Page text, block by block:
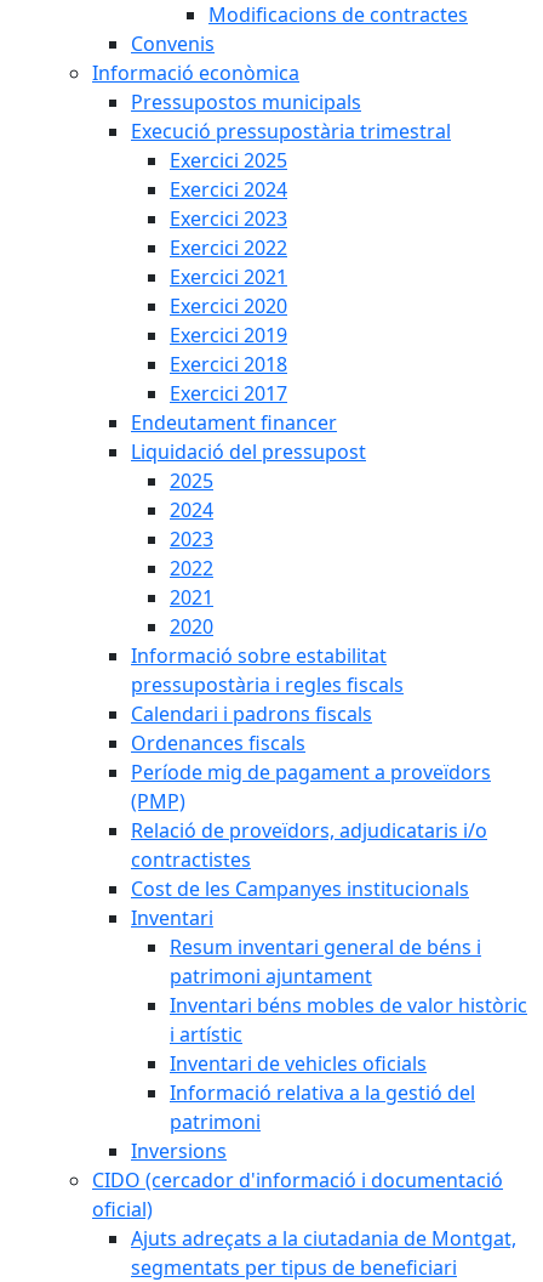
Modificacions de contractes
Convenis
Informació econòmica
Pressupostos municipals
Execució pressupostària trimestral
Exercici 2025
Exercici 2024
Exercici 2023
Exercici 2022
Exercici 2021
Exercici 2020
Exercici 2019
Exercici 2018
Exercici 2017
Endeutament financer
Liquidació del pressupost
2025
2024
2023
2022
2021
2020
Informació sobre estabilitat
pressupostària i regles fiscals
Calendari i padrons fiscals
Ordenances fiscals
Període mig de pagament a proveïdors
(PMP)
Relació de proveïdors, adjudicataris i/o
contractistes
Cost de les Campanyes institucionals
Inventari
Resum inventari general de béns i
patrimoni ajuntament
Inventari béns mobles de valor històric
i artístic
Inventari de vehicles oficials
Informació relativa a la gestió del
patrimoni
Inversions
CIDO (cercador d'informació i documentació
oficial)
Ajuts adreçats a la ciutadania de Montgat,
segmentats per tipus de beneficiari